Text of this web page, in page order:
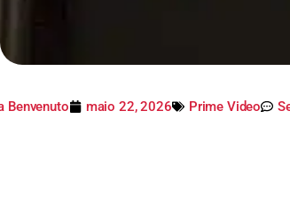
Benvenuto maio 22, 2026 Prime Video